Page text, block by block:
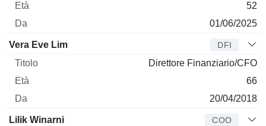
52
01/06/2025
Vera Eve Lim DFI
Direttore Finanziario/CFO
66
20/04/2018
Lilik Winarni COO